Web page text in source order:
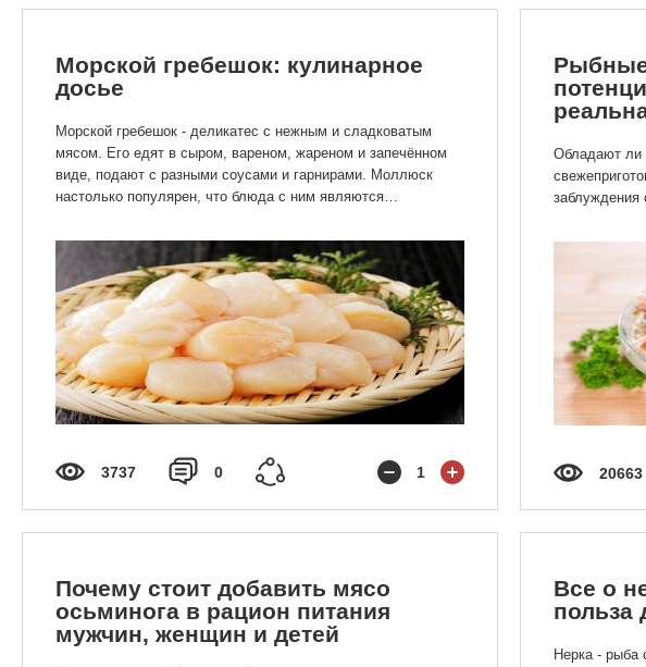
Морской гребешок: кулинарное
досье
Морской гребешок - деликатес с нежным и сладковатым
мясом. Его едят в сыром, вареном, жареном и запечённом
виде, подают с разными соусами и гарнирами. Моллюск
настолько популярен, что блюда с ним являются
мира.
3737 0 1
Обладают ли
заблуждения
20663
Почему стоит добавить мясо
осьминога в рацион питания
мужчин, женщин и детей
Все о
польза
Нерка - рыба